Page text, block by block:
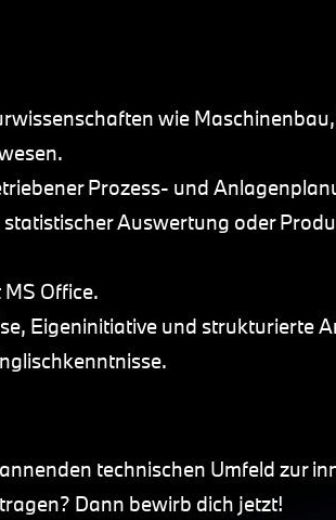
wie
Prozess- und
Auswertung oder
Office.
Eigeninitiative und strukturierte
technischen Umfeld zur
Dann bewirb dich jetzt!